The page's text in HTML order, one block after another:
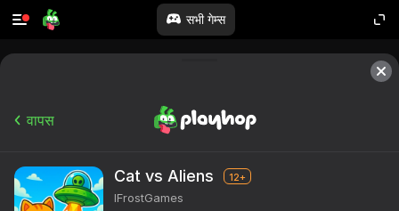
सभी गेम्स
वापस
Cat vs Aliens 12+
IFrostGames